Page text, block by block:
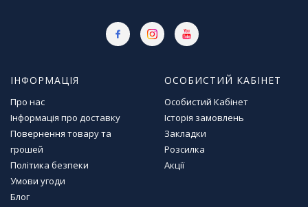
ІНФОРМАЦІЯ
Про нас
Інформація про доставку
Повернення товару та
грошей
Політика безпеки
Умови угоди
Блог
ОСОБИСТИЙ КАБІНЕТ
Особистий Кабінет
Історія замовлень
Закладки
Розсилка
Акції